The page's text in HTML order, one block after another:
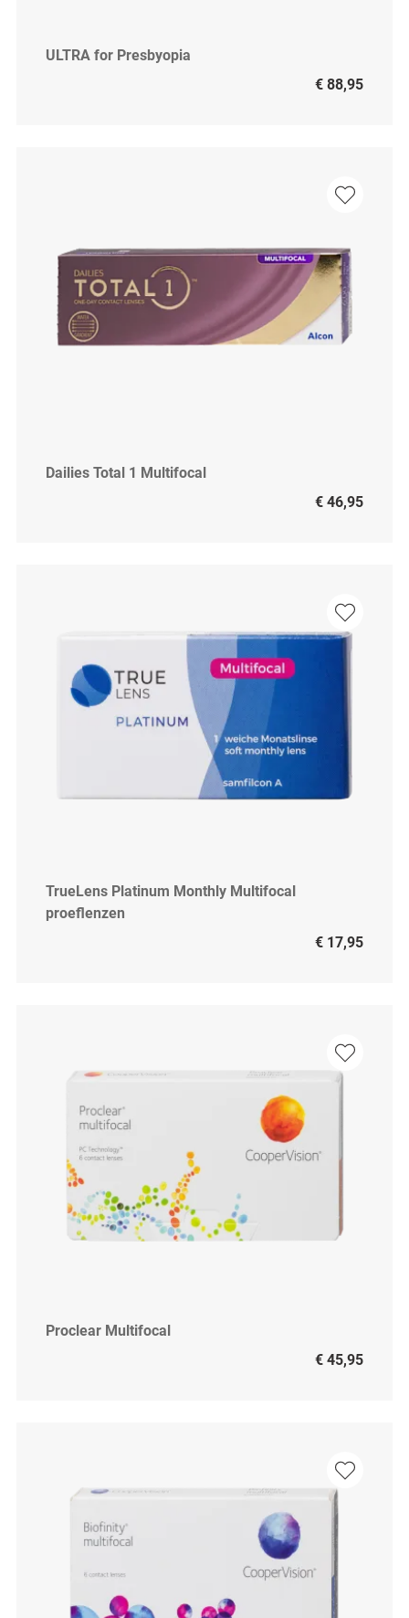
ULTRA for Presbyopia
€ 88,95
Dailies Total 1 Multifocal
€ 46,95
TrueLens Platinum Monthly Multifocal
proeflenzen
€ 17,95
Proclear Multifocal
€ 45,95